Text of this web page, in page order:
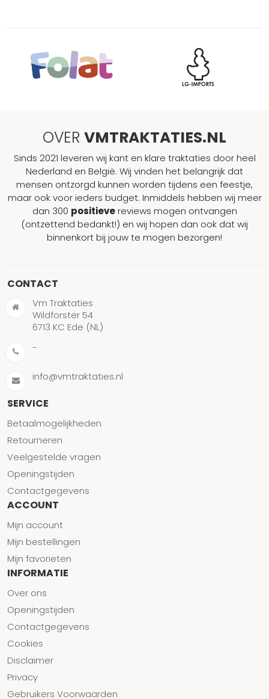
OVER VMTRAKTATIES.NL
Sinds 2021 leveren wij kant en klare traktaties door heel
Nederland en België. Wij vinden het belangrijk dat
mensen ontzorgd kunnen worden tijdens een feestje,
maar ook voor ieders budget. Inmiddels hebben wij meer
dan 300 positievereviews mogen ontvangen
(ontzettend bedankt!) en wij hopen dan ook dat wij
binnenkort bij jouw te mogen bezorgen!
CONTACT
Vm Traktaties
Wildforster 54
6713 KC Ede (NL)
-
info@vmtraktaties.nl
SERVICE
Betaalmogelijkheden
Retourneren
Veelgestelde vragen
Openingstijden
Contactgegevens
ACCOUNT
Mijn account
Mijn bestellingen
Mijn favorieten
INFORMATIE
Over ons
Openingstijden
Contactgegevens
Cookies
Disclaimer
Privacy
Gebruikers Voorwaarden